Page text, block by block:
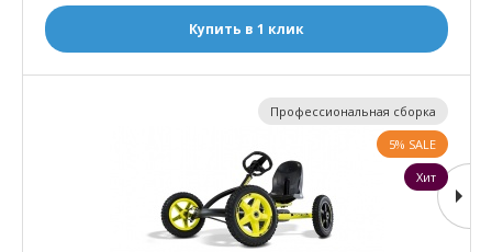
Купить в 1 клик
Профессиональная сборка
5% SALE
Хит